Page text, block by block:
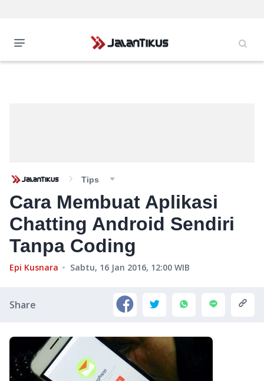
Tips
Cara Membuat Aplikasi
Chatting Android Sendiri
Tanpa Coding
Epi Kusnara Sabtu, 16 Jan 2016, 12:00 WIB
Share